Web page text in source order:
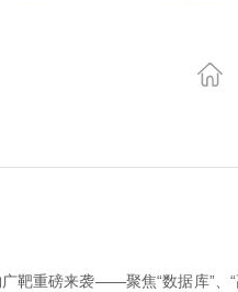
靶重磅来袭——聚焦“数据库”、“